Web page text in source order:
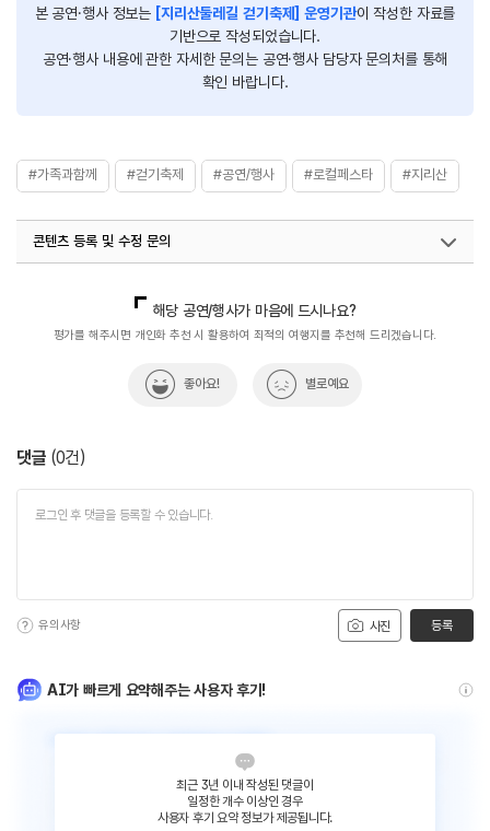
4) 당신의 발끝에 묻혀보는 지리산 멜로디 (길위의 버스킹)
오늘 이시간 이 곳에 흐르는 멜로디로 지리산을, 지리산에서 걸은 걸음 걸음을
기억할 수 있도록 발끝에 지리산의 멜로디를 묻혀준다.
지역의 맛있는 음식과 음료, 수공예품, 그리고 트레킹 관련 제품 등을 만나볼 수
있다. 왁자지껄한 분위기 속에서 다양한 음식을 맛보고, 지역에서만 구할 수
사회와 소상공인들을 지원하고, 그들의 이야기를 직접 듣고 경험할 수 있는
자리이다.
지역주 페스타 (지리산 로컬BAR ) : 지역에서 생산된 술을 직접 맛보고 체험할
수 있는 “지역주 페스타”는 이번 페스타의 하이라이트 중 하나이다. 각 지역에서
느껴볼 수 있다. 트레킹을 사랑하는 사람들이 모여, 즐거운 분위기 속에서
본 공연·행사 정보는 [지리산둘레길 걷기축제] 운영기관이 작성한 자료를
기반으로 작성되었습니다.
공연·행사 내용에 관한 자세한 문의는 공연·행사 담당자 문의처를 통해
확인 바랍니다.
#가족과함께 #걷기축제 #공연/행사 #로컬페스타 #지리산
콘텐츠 등록 및 수정 문의
해당 공연/행사가 마음에 드시나요?
평가를 해주시면 개인화 추천 시 활용하여 최적의 여행지를 추천해 드리겠습니다.
좋아요! 별로예요
댓글 (0건)
사진
유의사항 등록
AI가 빠르게 요약해주는 사용자 후기!
최근 3년 이내 작성된 댓글이
일정한 개수 이상인 경우
사용자 후기 요약 정보가 제공됩니다.